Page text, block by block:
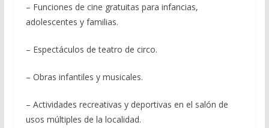
– Funciones de cine gratuitas para infancias,
adolescentes y familias.
– Espectáculos de teatro de circo.
– Obras infantiles y musicales.
– Actividades recreativas y deportivas en el salón de
usos múltiples de la localidad.